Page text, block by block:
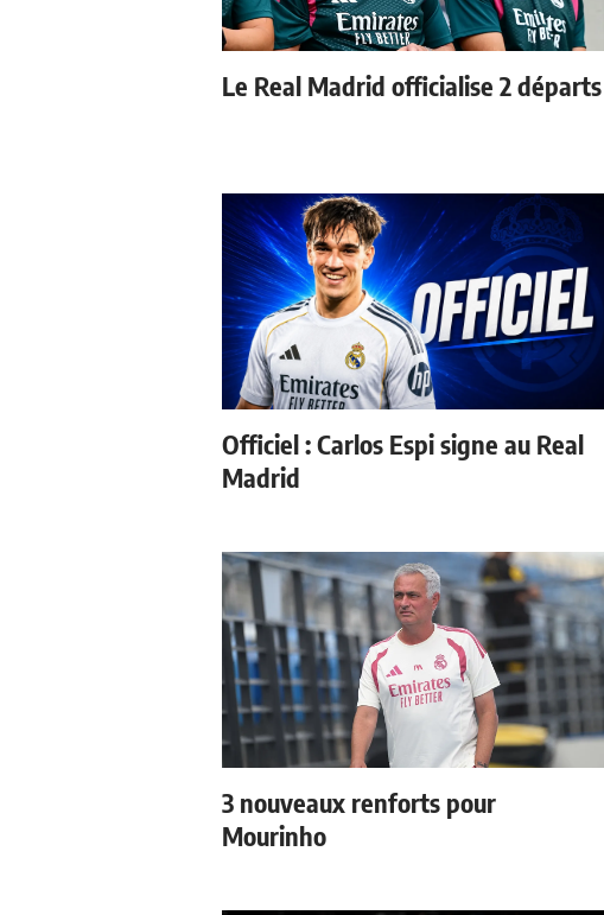
Le Real Madrid officialise 2 départs
Officiel : Carlos Espi signe au Real
Madrid
3 nouveaux renforts pour
Mourinho